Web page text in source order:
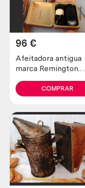
Afeitadora antigua
marca Remington.
colección
96 €
COMPRAR